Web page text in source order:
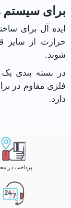
برای سیستم
ایده آل برای
حرارت از سایر
شوند.
دارد.
پرداخت در